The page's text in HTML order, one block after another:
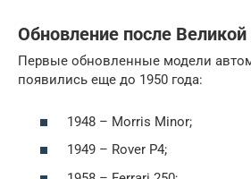
Обновление после Великой
Первые обновленные модели
появились еще до 1950 года:
1948 – Morris Minor;
1949 – Rover P4;